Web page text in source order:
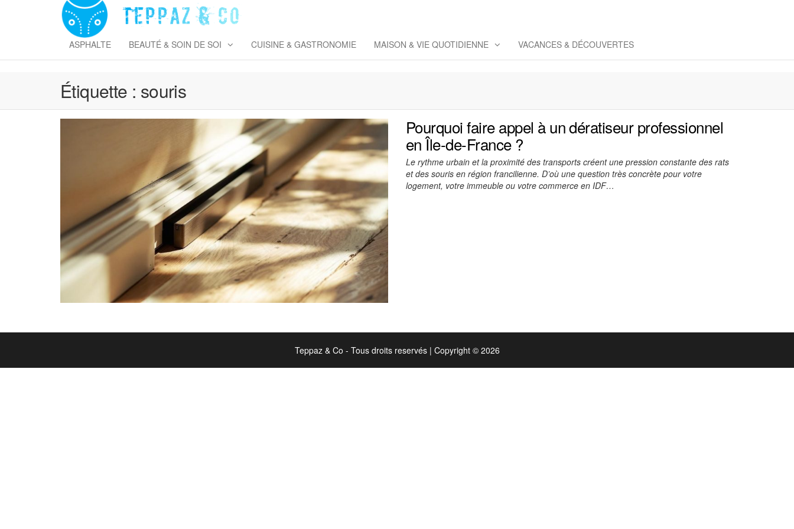
& Co
ASPHALTE BEAUTÉ & SOIN DE SOI CUISINE & GASTRONOMIE MAISON & VIE QUOTIDIENNE VACANCES & DÉCOUVERTES
Étiquette : souris
Pourquoi faire appel à un dératiseur professionnel
en Île-de-France ?
Le rythme urbain et la proximité des transports créent une pression constante des rats
et des souris en région francilienne. D’où une question très concrète pour votre
logement, votre immeuble ou votre commerce en IDF…
Teppaz & Co - Tous droits reservés | Copyright © 2026